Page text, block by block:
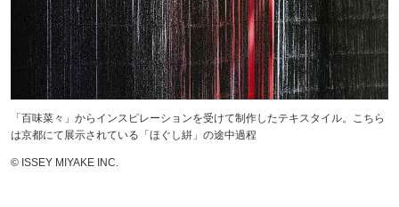
「百味菜々」からインスピレーションを受けて制作したテキスタイル。こちら
は京都にて展示されている「ほぐし絣」の途中過程
©︎ ISSEY MIYAKE INC.